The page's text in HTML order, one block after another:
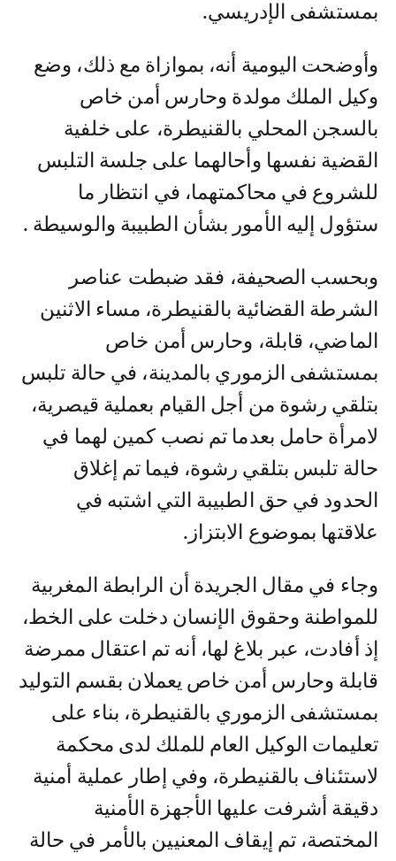
بمستشفى الإدريسي.
وأوضحت اليومية أنه، بموازاة مع ذلك، وضع
وكيل الملك مولدة وحارس أمن خاص
بالسجن المحلي بالقنيطرة، على خلفية
القضية نفسها وأحالهما على جلسة التلبس
للشروع في محاكمتهما، في انتظار ما
ستؤول إليه الأمور بشأن الطبيبة والوسيطة .
وبحسب الصحيفة، فقد ضبطت عناصر
الشرطة القضائية بالقنيطرة، مساء الاثنين
الماضي، قابلة، وحارس أمن خاص
بمستشفى الزموري بالمدينة، في حالة تلبس
بتلقي رشوة من أجل القيام بعملية قيصرية،
لامرأة حامل بعدما تم نصب كمين لهما في
حالة تلبس بتلقي رشوة، فيما تم إغلاق
الحدود في حق الطبيبة التي اشتبه في
علاقتها بموضوع الابتزاز.
وجاء في مقال الجريدة أن الرابطة المغربية
للمواطنة وحقوق الإنسان دخلت على الخط،
إذ أفادت، عبر بلاغ لها، أنه تم اعتقال ممرضة
قابلة وحارس أمن خاص يعملان بقسم التوليد
بمستشفى الزموري بالقنيطرة، بناء على
تعليمات الوكيل العام للملك لدى محكمة
لاستئناف بالقنيطرة، وفي إطار عملية أمنية
دقيقة أشرفت عليها الأجهزة الأمنية
المختصة، تم إيقاف المعنيين بالأمر في حالة